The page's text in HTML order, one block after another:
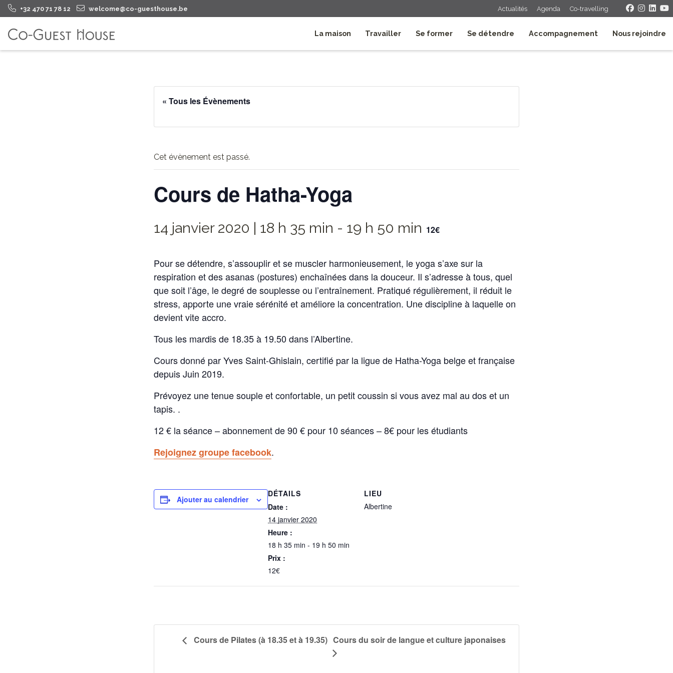
+32 470 71 78 12 welcome@co-guesthouse.be Actualités Agenda Co-travelling
La maison Travailler Se former Se détendre Accompagnement Nous rejoindre
« Tous les Évènements
Cet évènement est passé.
Cours de Hatha-Yoga
14 janvier 2020 | 18 h 35 min - 19 h 50 min 12€
Pour se détendre, s’assouplir et se muscler harmonieusement, le yoga s’axe sur la
respiration et des asanas (postures) enchaînées dans la douceur. Il s’adresse à tous, quel
que soit l’âge, le degré de souplesse ou l’entraînement. Pratiqué régulièrement, il réduit le
stress, apporte une vraie sérénité et améliore la concentration. Une discipline à laquelle on
devient vite accro.
Tous les mardis de 18.35 à 19.50 dans l’Albertine.
Cours donné par Yves Saint-Ghislain, certifié par la ligue de Hatha-Yoga belge et française
depuis Juin 2019.
Prévoyez une tenue souple et confortable, un petit coussin si vous avez mal au dos et un
tapis. .
12 € la séance – abonnement de 90 € pour 10 séances – 8€ pour les étudiants
Rejoignez groupe facebook.
Ajouter au calendrier
DÉTAILS
Date :
14 janvier 2020
Heure :
18 h 35 min - 19 h 50 min
Prix :
12€
LIEU
Albertine
Cours de Pilates (à 18.35 et à 19.35) Cours du soir de langue et culture japonaises